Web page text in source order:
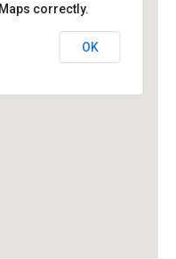
correctly.
OK